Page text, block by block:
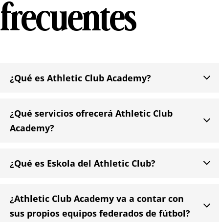
frecuentes
¿Qué es Athletic Club Academy? 
¿Qué servicios ofrecerá Athletic Club
Academy?

¿Qué es Eskola del Athletic Club? 
¿Athletic Club Academy va a contar con
sus propios equipos federados de fútbol?
